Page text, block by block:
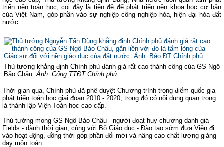
triển nền toán học, coi đây là tiền đề để phát triển nền khoa học cơ bản
của Việt Nam, góp phần vào sự nghiệp công nghiệp hóa, hiện đại hóa đất
nước.
Thủ tướng khẳng định Chính phủ đánh giá rất cao thành công của GS Ngô
Bảo Châu.Ảnh: Cổng TTĐT Chính phủ
Thời gian qua, Chính phủ đã phê duyệt Chương trình trọng điểm quốc gia
phát triển toán học giai đoạn 2010 - 2020, trong đó có nội dung quan trọng
là thành lập Viện Toán học cao cấp.
Thủ tướng mong GS Ngô Bảo Châu - người đoạt huy chương danh giá
Fields - dành thời gian, cùng với Bộ Giáo dục - Đào tạo sớm đưa Viện đi
vào hoạt động, đồng thời góp phần đổi mới và nâng cao chất lượng giảng
dạy môn toán.